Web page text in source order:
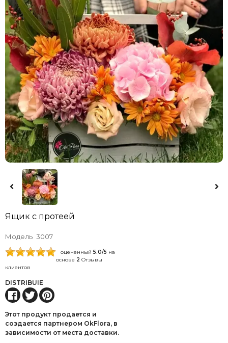
Ящик с протеей
Модель 3007
оцененный 5.0/5 на
основе 2 Отзывы
клиентов
DISTRIBUIE
Этот продукт продается и
создается партнером OkFlora, в
зависимости от места доставки.